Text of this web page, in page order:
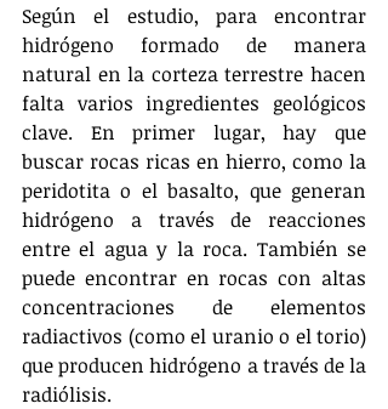
Según el estudio, para encontrar
hidrógeno formado de manera
natural en la corteza terrestre hacen
falta varios ingredientes geológicos
clave. En primer lugar, hay que
buscar rocas ricas en hierro, como la
peridotita o el basalto, que generan
hidrógeno a través de reacciones
entre el agua y la roca. También se
puede encontrar en rocas con altas
concentraciones de elementos
radiactivos (como el uranio o el torio)
que producen hidrógeno a través de la
radiólisis.